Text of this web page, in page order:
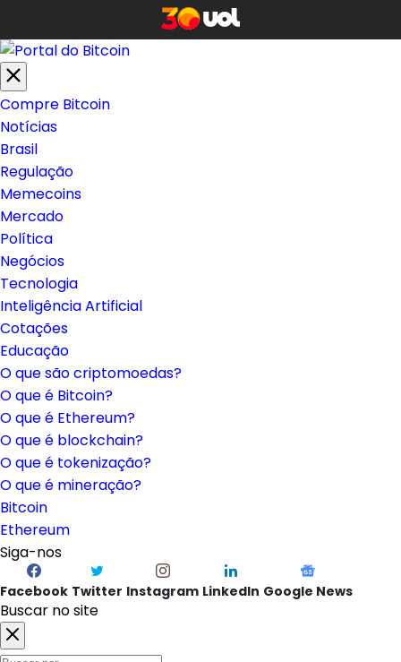
Compre Bitcoin
Notícias
Brasil
Regulação
Memecoins
Mercado
Política
Negócios
Tecnologia
Inteligência Artificial
Cotações
Educação
O que são criptomoedas?
O que é Bitcoin?
O que é Ethereum?
O que é blockchain?
O que é tokenização?
O que é mineração?
Bitcoin
Ethereum
Siga-nos
Facebook Twitter Instagram LinkedIn Google News
Buscar no site